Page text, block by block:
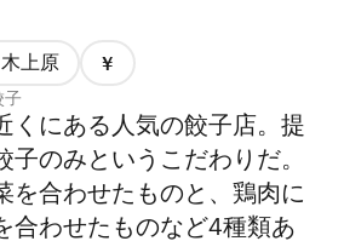
上原
価
1/4
子
くにある人気の餃子店。提
子のみというこだわりだ。
を合わせたものと、鶏肉に
合わせたものなど4種類あ